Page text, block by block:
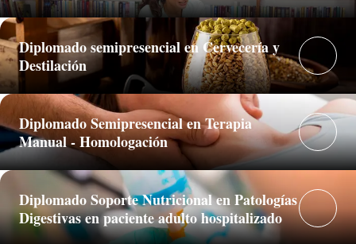
Diplomado semipresencial en Cervecería y
Destilación
Diplomado Semipresencial en Terapia
Manual - Homologación
Diplomado Soporte Nutricional en Patologías
Digestivas en paciente adulto hospitalizado